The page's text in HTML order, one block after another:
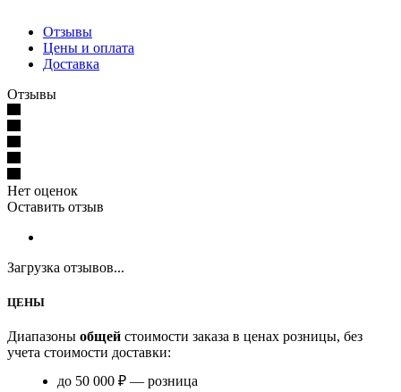
Отзывы
Цены и оплата
Доставка
Отзывы
Нет оценок
Оставить отзыв
Загрузка отзывов...
ЦЕНЫ
Диапазоны общей стоимости заказа в ценах розницы, без
учета стоимости доставки:
до 50 000 ₽ — розница